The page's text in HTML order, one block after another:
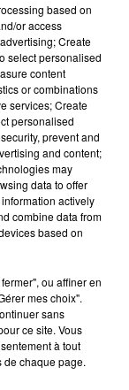
entrées
de nos
- Gagnez
au cœur
: inscrivez-
based on
or access
Create
select personalised
content
or combinations
services; Create
personalised
prevent and
and content;
may
data to offer
actively
combine data from
based on
ou affiner en
mes choix".
sans
ce site. Vous
à tout
de chaque page.